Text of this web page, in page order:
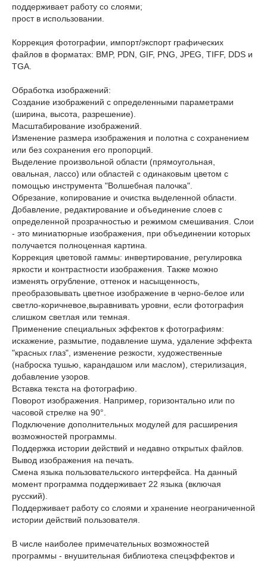
поддерживает работу со слоями;
прост в использовании.
Коррекция фотографии, импорт/экспорт графических
файлов в форматах: BMP, PDN, GIF, PNG, JPEG, TIFF, DDS и
TGA.
Обработка изображений:
Создание изображений с определенными параметрами
(ширина, высота, разрешение).
Масштабирование изображений.
Изменение размера изображения и полотна с сохранением
или без сохранения его пропорций.
Выделение произвольной области (прямоугольная,
овальная, лассо) или областей с одинаковым цветом с
помощью инструмента "Волшебная палочка".
Обрезание, копирование и очистка выделенной области.
Добавление, редактирование и объединение слоев с
определенной прозрачностью и режимом смешивания. Слои
- это миниатюрные изображения, при объединении которых
получается полноценная картина.
Коррекция цветовой гаммы: инвертирование, регулировка
яркости и контрастности изображения. Также можно
изменять огрубление, оттенок и насыщенность,
преобразовывать цветное изображение в черно-белое или
светло-коричневое,выравнивать уровни, если фотография
слишком светлая или темная.
Применение специальных эффектов к фотографиям:
искажение, размытие, подавление шума, удаление эффекта
"красных глаз", изменение резкости, художественные
(наброска тушью, карандашом или маслом), стерилизация,
добавление узоров.
Вставка текста на фотографию.
Поворот изображения. Например, горизонтально или по
часовой стрелке на 90°.
Подключение дополнительных модулей для расширения
возможностей программы.
Поддержка истории действий и недавно открытых файлов.
Вывод изображения на печать.
Смена языка пользовательского интерфейса. На данный
момент программа поддерживает 22 языка (включая
русский).
Поддерживает работу со слоями и хранение неограниченной
истории действий пользователя.
В числе наиболее примечательных возможностей
программы - внушительная библиотека спецэффектов и